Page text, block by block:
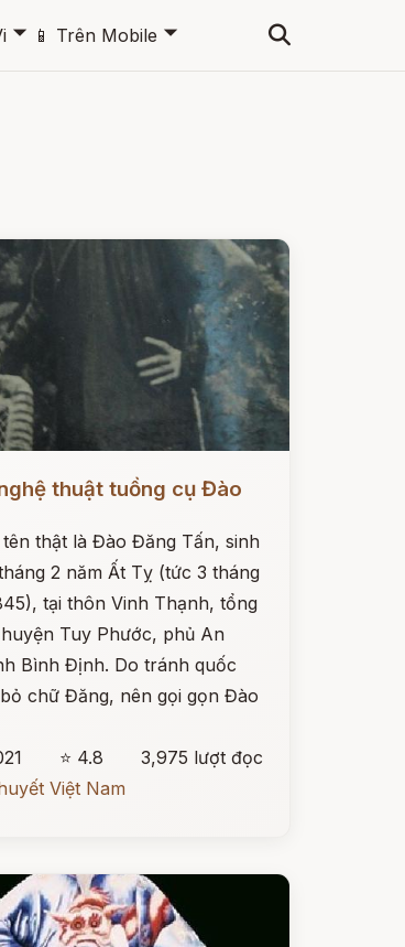
🞃 📱 Trên Mobile 🞃
thuật tuồng cụ Đào
thật là Đào Đăng Tấn, sinh
2 năm Ất Tỵ (tức 3 tháng
tại thôn Vinh Thạnh, tổng
Tuy Phước, phủ An
Bình Định. Do tránh quốc
chữ Đăng, nên gọi gọn Đào
⭐ 4.8
3,975 lượt đọc
Việt Nam